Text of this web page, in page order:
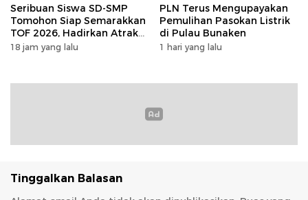
Seribuan Siswa SD-SMP
Tomohon Siap Semarakkan
TOF 2026, Hadirkan Atraksi
Kolosal dan Harmoni Seni
18 jam yang lalu
PLN Terus Mengupayakan
Pemulihan Pasokan Listrik
di Pulau Bunaken
1 hari yang lalu
Tinggalkan Balasan